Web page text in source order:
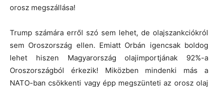
orosz megszállása!
Trump számára erről szó sem lehet, de olajszankciókról
sem Oroszország ellen. Emiatt Orbán igencsak boldog
lehet hiszen Magyarország olajimportjának 92%-a
Oroszországból érkezik! Miközben mindenki más a
NATO-ban csökkenti vagy épp megszünteti az orosz olaj